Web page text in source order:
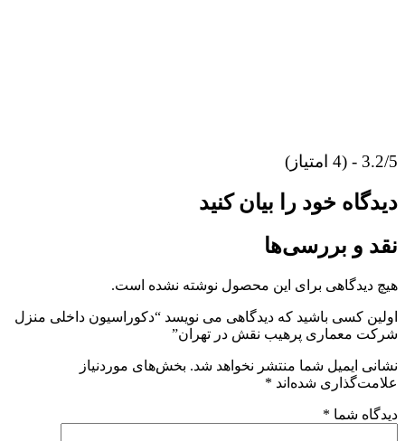
3.2/5 - (4 امتیاز)
دیدگاه خود را بیان کنید
نقد و بررسی‌ها
هیچ دیدگاهی برای این محصول نوشته نشده است.
اولین کسی باشید که دیدگاهی می نویسد “دکوراسیون داخلی منزل
شرکت معماری پرهیب نقش در تهران”
نشانی ایمیل شما منتشر نخواهد شد. بخش‌های موردنیاز
علامت‌گذاری شده‌اند *
دیدگاه شما *